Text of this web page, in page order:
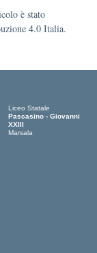
è stato
4.0 Italia.
Liceo Statale
Pascasino - Giovanni
XXIII
Marsala